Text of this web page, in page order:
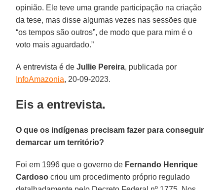
opinião. Ele teve uma grande participação na criação
da tese, mas disse algumas vezes nas sessões que
“os tempos são outros”, de modo que para mim é o
voto mais aguardado.”
A entrevista é deJullie Pereira, publicada por
InfoAmazonia, 20-09-2023.
Eis a entrevista.
O que os indígenas precisam fazer para conseguir
demarcar um território?
Foi em 1996 que o governo de Fernando Henrique
Cardoso criou um procedimento próprio regulado